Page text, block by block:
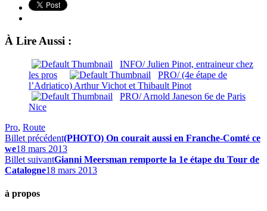
À Lire Aussi :
INFO/ Julien Pinot, entraineur chez
les pros
PRO/ (4e étape de
l’Adriatico) Arthur Vichot et Thibault Pinot
PRO/ Arnold Janeson 6e de Paris
Nice
Pro, Route
Billet précédent(PHOTO) On courait aussi en Franche-Comté ce
we18 mars 2013
Billet suivantGianni Meersman remporte la 1e étape du Tour de
Catalogne18 mars 2013
à propos